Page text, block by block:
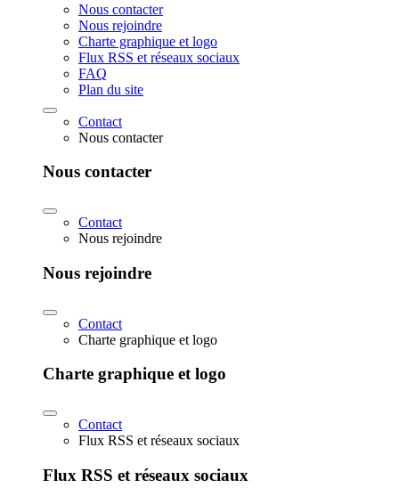
Nous contacter
Nous rejoindre
Charte graphique et logo
Flux RSS et réseaux sociaux
FAQ
Plan du site
Contact
Nous contacter
Nous contacter
Contact
Nous rejoindre
Nous rejoindre
Contact
Charte graphique et logo
Charte graphique et logo
Contact
Flux RSS et réseaux sociaux
Flux RSS et réseaux sociaux